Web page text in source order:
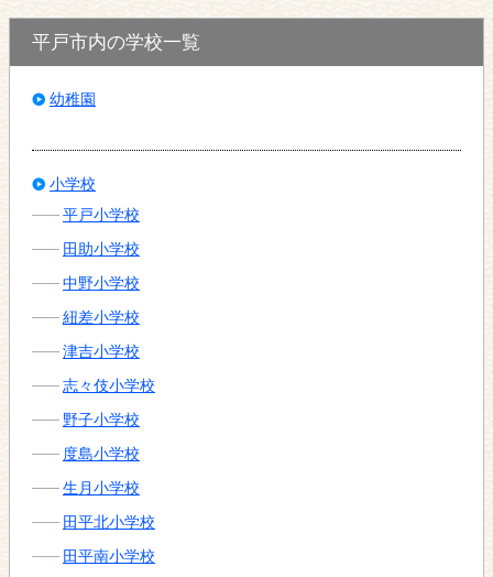
平戸市内の学校一覧
幼稚園
小学校
平戸小学校
田助小学校
中野小学校
紐差小学校
津吉小学校
志々伎小学校
野子小学校
度島小学校
生月小学校
田平北小学校
田平南小学校